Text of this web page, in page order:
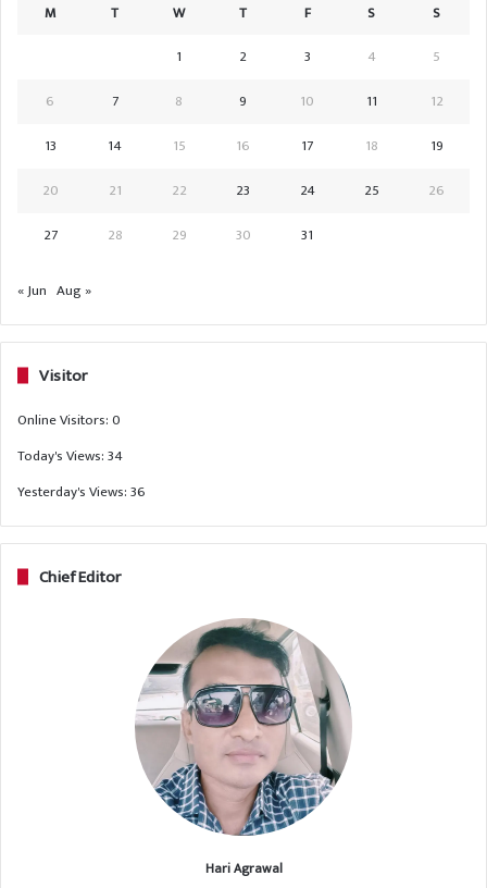
M T W T F S
S
1
2 3 4
5
6
7 8 9 10 11
12
13
14 15 16 17 18
19
20
21 22 23 24 25
26
27
28 29 30 31
« Jun Aug »
Visitor
Online Visitors:0
Today's Views:34
Yesterday's Views:36
Chief Editor
Hari Agrawal